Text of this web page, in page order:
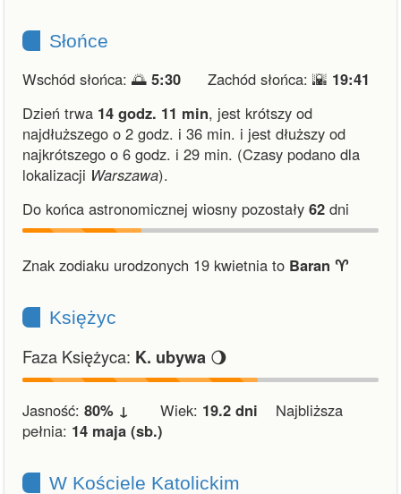
Słońce
Wschód słońca: 🌅 5:30 Zachód słońca: 🌇 19:41
Dzień trwa 14 godz. 11 min, jest krótszy od
najdłuższego o 2 godz. i 36 min. i jest dłuższy od
najkrótszego o 6 godz. i 29 min. (Czasy podano dla
lokalizacji Warszawa).
Do końca astronomicznej wiosny pozostały 62 dni
Znak zodiaku urodzonych 19 kwietnia to Baran ♈︎
Księżyc
Faza Księżyca: K. ubywa 🌖
Jasność: 80% ↓ Wiek: 19.2 dni Najbliższa
pełnia: 14 maja (sb.)
W Kościele Katolickim